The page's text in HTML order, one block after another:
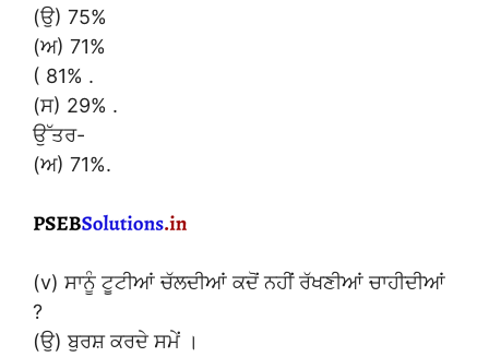
(ਉ) 75%
(ਅ) 71%
( 81% .
(ਸ) 29% .
ਉੱਤਰ-
(ਅ) 71%.
(v) ਸਾਨੂੰ ਟੂਟੀਆਂ ਚੱਲਦੀਆਂ ਕਦੋਂ ਨਹੀਂ ਰੱਖਣੀਆਂ ਚਾਹੀਦੀਆਂ
?
(ਉ) ਬੁਰਸ਼ ਕਰਦੇ ਸਮੇਂ ।